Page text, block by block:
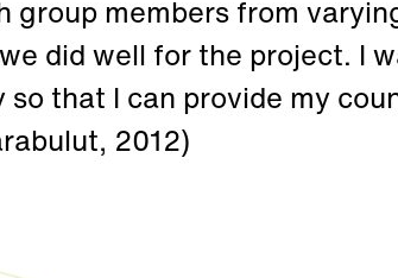
group members from
did well for the project. I
so that I can provide my
2012)